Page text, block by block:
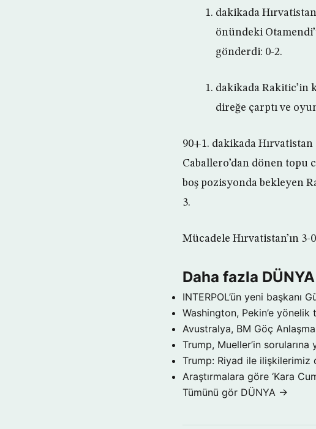
dakikada
önündeki
gönderdi: 0-2.
dakikada Rakitic’in
direğe çarptı ve
90+1. dakikada
Caballero’dan dönen topu
boş pozisyonda bekleyen
3.
Mücadele Hırvatistan’ın
Daha fazla DÜNYA
INTERPOL’ün yeni başkanı
Washington, Pekin’e yönelik
Avustralya, BM Göç
Trump, Mueller’in sorularına
Trump: Riyad ile ilişkilerimiz
Araştırmalara göre ‘Kara
Tümünü gör DÜNYA →